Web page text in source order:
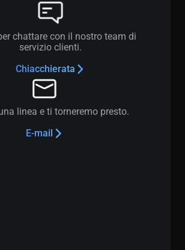
chattare con il nostro team di
servizio clienti.
Chiacchierata
linea e ti torneremo presto.
E-mail